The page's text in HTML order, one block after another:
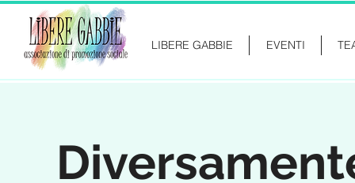
LIBERE GABBIE EVENTI